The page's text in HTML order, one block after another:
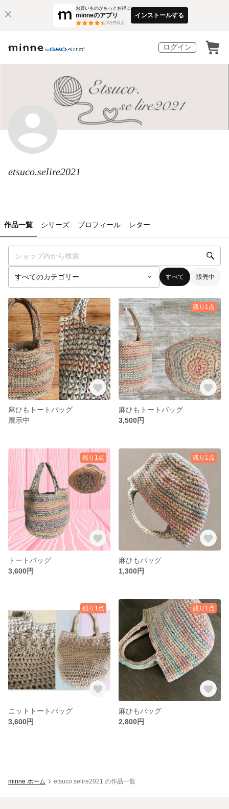
お買いものがもっとお得に
minneのアプリ
3万件以上
インストールする
ログイン
etsuco.selire2021
作品一覧 シリーズ プロフィール レター
すべて 販売中
麻ひもトートバッグ
展示中
残り1点
麻ひもトートバッグ
3,500円
残り1点
トートバッグ
3,600円
残り1点
麻ひもバッグ
1,300円
残り1点
ニットトートバッグ
3,600円
残り1点
麻ひもバッグ
2,800円
minne ホーム etsuco.selire2021 の作品一覧